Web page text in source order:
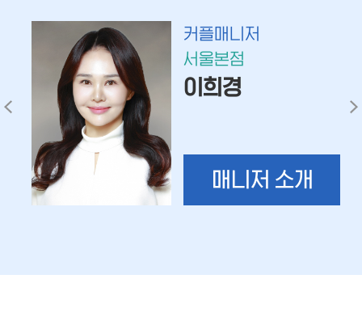
커플매니저
서울본점
이희경
매니저 소개